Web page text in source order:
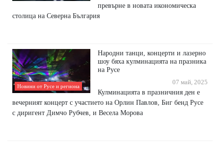
превърне в новата икономическа
столица на Северна България
Новини от Русе и региона
Народни танци, концерти и лазерно
шоу бяха кулминацията на празника
на Русе
07 май, 2025
Кулминацията в празничния ден е
вечерният концерт с участието на Орлин Павлов, Биг бенд Русе
с диригент Димчо Рубчев, и Весела Морова